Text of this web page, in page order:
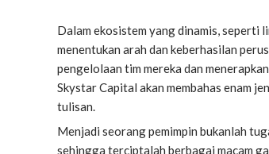
Dalam ekosistem yang dinamis, seperti
menentukan arah dan keberhasilan
pengelolaan tim mereka dan
Skystar Capital akan membahas enam
tulisan.
Menjadi seorang pemimpin bukanlah
sehingga terciptalah berbagai macam